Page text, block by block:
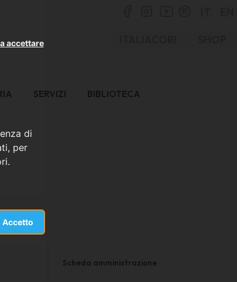
di
per
Accetto
accettare
SERVIZI BIBLIOTECA
Scheda amministrazione